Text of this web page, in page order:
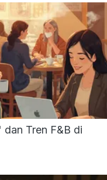
Tren F&B di